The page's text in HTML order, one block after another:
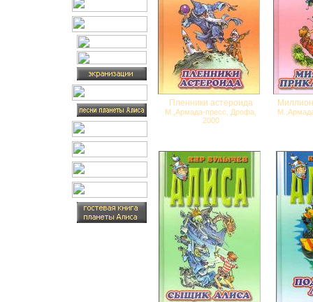
Пленники астероида
М.,Армада-пресс, Дрофа,
2000